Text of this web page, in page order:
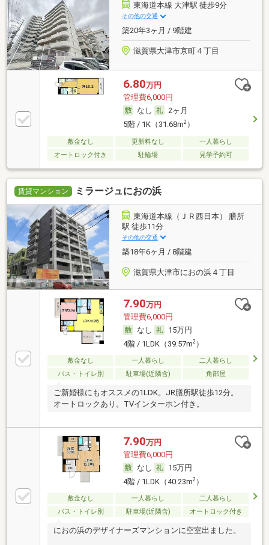
東海道本線 大津駅 徒歩9分
その他の交通
築20年3ヶ月 / 9階建
滋賀県大津市京町４丁目
6.80万円
管理費6,000円
なし
2ヶ月
5階 / 1K（31.68m2）
敷金なし 更新料なし
一人暮らし
オートロック付き
駐輪場 見学予約可
賃貸マンション ミラージュにおの浜
東海道本線（ＪＲ西日本） 膳所
駅 徒歩11分
その他の交通
築18年6ヶ月 / 8階建
滋賀県大津市におの浜４丁目
7.90万円
管理費6,000円
なし
15万円
4階 / 1LDK（39.57m2）
敷金なし 一人暮らし
二人暮らし
バス・トイレ別
駐車場(近隣含) 角部屋
ご新婚様にもオススメの1LDK。JR膳所駅徒歩12分。
オートロックあり。TVインターホン付き。
7.90万円
管理費6,000円
なし
15万円
4階 / 1LDK（40.23m2）
敷金なし 一人暮らし
二人暮らし
バス・トイレ別
駐車場(近隣含) オートロック付き
におの浜のデザイナーズマンションに空室出ました。